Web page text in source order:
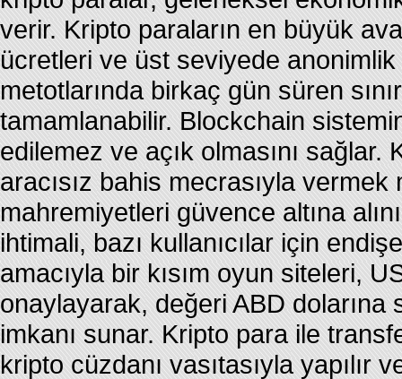
verir. Kripto paraların en büyük
ücretleri ve üst seviyede anonimlik
metotlarında birkaç gün süren
tamamlanabilir. Blockchain
edilemez ve açık olmasını sağlar.
aracısız bahis mecrasıyla
mahremiyetleri güvence altına
ihtimali, bazı kullanıcılar için
amacıyla bir kısım oyun siteleri,
onaylayarak, değeri ABD
imkanı sunar. Kripto para ile
kripto cüzdanı vasıtasıyla